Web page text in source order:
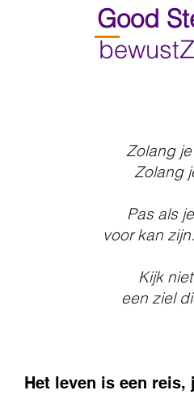
Good
Zolang
Zolang
Pas als
voor kan
Kijk
een ziel
Het leven is een